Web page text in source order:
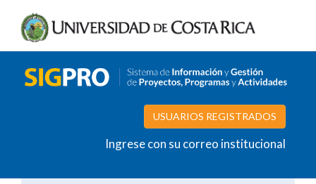
USUARIOS REGISTRADOS
Ingrese con su correo institucional